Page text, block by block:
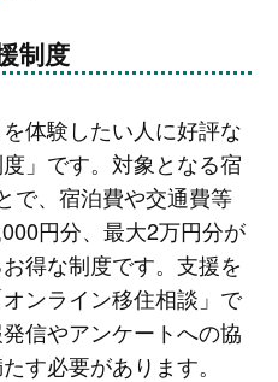
制度
体験したい人に好評な
」です。対象となる宿
で、宿泊費や交通費等
円分、最大2万円分が
得な制度です。支援を
ンライン移住相談」で
信やアンケートへの協
す必要があります。